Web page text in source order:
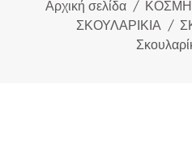
Αρχική σελίδα
ΣΚΟΥΛΑΡΙΚΙΑ